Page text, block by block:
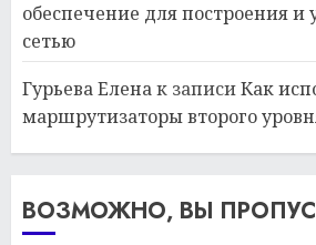
обеспечение для построения и
сетью
Гурьева Еленак записиКак
маршрутизаторы второго
ВОЗМОЖНО, ВЫ